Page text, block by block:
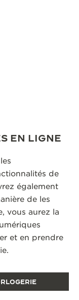
EN LIGNE
de
également
de les
vous aurez la
et en prendre